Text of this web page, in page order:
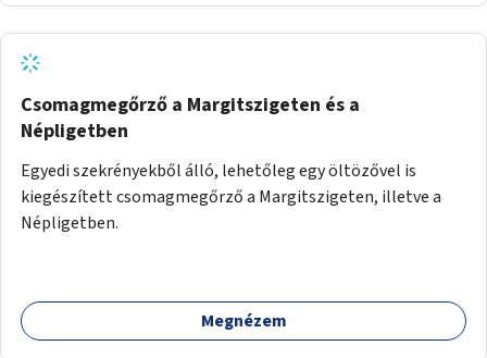
Csomagmegőrző a Margitszigeten és a
Népligetben
Egyedi szekrényekből álló, lehetőleg egy öltözővel is
kiegészített csomagmegőrző a Margitszigeten, illetve a
Népligetben.
Megnézem